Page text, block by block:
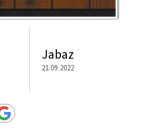
Jabaz
21.09.2022